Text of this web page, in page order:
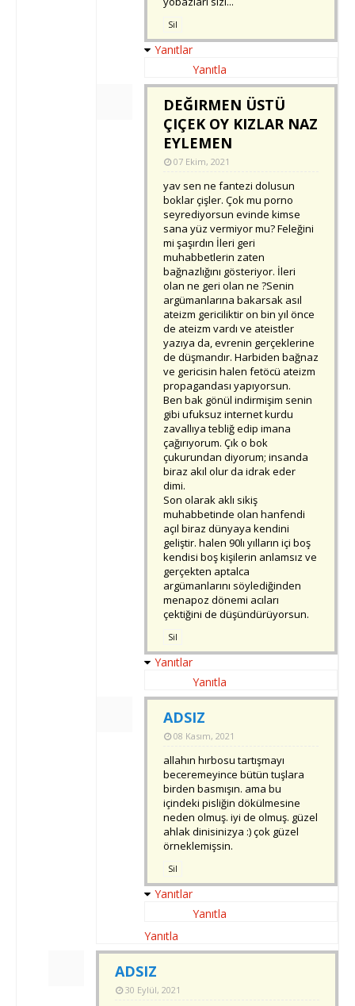
Sil
Yanıtlar
Yanıtla
DEĞIRMEN ÜSTÜ
ÇIÇEK OY KIZLAR NAZ
EYLEMEN
07 Ekim, 2021
yav sen ne fantezi dolusun
boklar çişler. Çok mu porno
seyrediyorsun evinde kimse
sana yüz vermiyor mu? Feleğini
mi şaşırdın İleri geri
muhabbetlerin zaten
bağnazlığını gösteriyor. İleri
olan ne geri olan ne ?Senin
argümanlarına bakarsak asıl
ateizm gericiliktir on bin yıl önce
de ateizm vardı ve ateistler
yazıya da, evrenin gerçeklerine
de düşmandır. Harbiden bağnaz
ve gericisin halen fetöcü ateizm
propagandası yapıyorsun.
Ben bak gönül indirmişim senin
gibi ufuksuz internet kurdu
zavallıya tebliğ edip imana
çağırıyorum. Çık o bok
çukurundan diyorum; insanda
biraz akıl olur da idrak eder
dimi.
Son olarak aklı sikiş
muhabbetinde olan hanfendi
açıl biraz dünyaya kendini
geliştir. halen 90lı yılların içi boş
kendisi boş kişilerin anlamsız ve
gerçekten aptalca
argümanlarını söylediğinden
menapoz dönemi acıları
çektiğini de düşündürüyorsun.
Sil
Yanıtlar
Yanıtla
ADSIZ
08 Kasım, 2021
allahın hırbosu tartışmayı
beceremeyince bütün tuşlara
birden basmışın. ama bu
içindeki pisliğin dökülmesine
neden olmuş. iyi de olmuş. güzel
ahlak dinisinizya :) çok güzel
örneklemişsin.
Sil
Yanıtlar
Yanıtla
Yanıtla
ADSIZ
30 Eylül, 2021